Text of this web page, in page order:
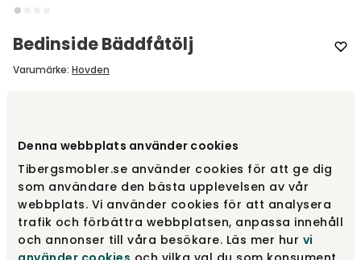
Denna webbplats använder cookies
Tibergsmobler.se använder cookies för att ge dig
som användare den bästa upplevelsen av vår
webbplats. Vi använder cookies för att analysera
trafik och förbättra webbplatsen, anpassa innehåll
och annonser till våra besökare. Läs mer hur vi
Bedinside Bäddfåtölj
Varumärke: Hovden
Gör dina val
fr.22 600 kr
Gör dina val